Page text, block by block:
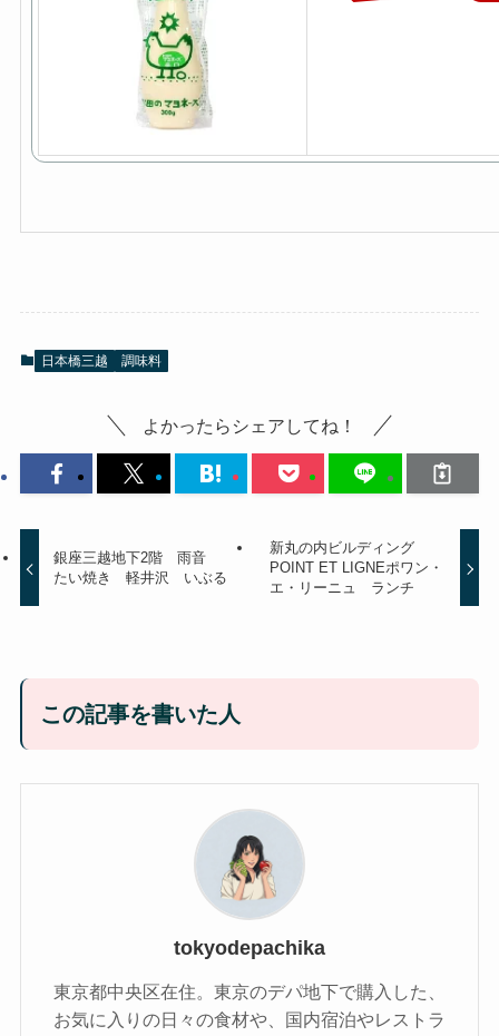
日本橋三越 調味料
よかったらシェアしてね！
銀座三越地下2階 雨音
たい焼き 軽井沢 いぶる
新丸の内ビルディング
POINT ET LIGNEポワン・
エ・リーニュ ランチ
この記事を書いた人
tokyodepachika
東京都中央区在住。東京のデパ地下で購入した、
お気に入りの日々の食材や、国内宿泊やレストラ